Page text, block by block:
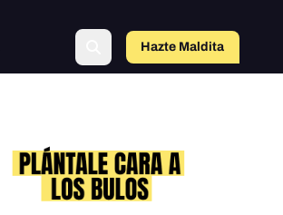
Hazte Maldito